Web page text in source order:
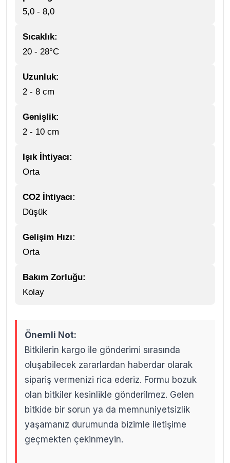
5,0 - 8,0
Sıcaklık:
20 - 28°C
Uzunluk:
2 - 8 cm
Genişlik:
2 - 10 cm
Işık İhtiyacı:
Orta
CO2 İhtiyacı:
Düşük
Gelişim Hızı:
Orta
Bakım Zorluğu:
Kolay
Önemli Not:
Bitkilerin kargo ile gönderimi sırasında
oluşabilecek zararlardan haberdar olarak
sipariş vermenizi rica ederiz. Formu bozuk
olan bitkiler kesinlikle gönderilmez. Gelen
bitkide bir sorun ya da memnuniyetsizlik
yaşamanız durumunda bizimle iletişime
geçmekten çekinmeyin.